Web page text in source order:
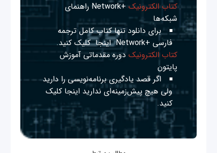
کتاب الکترونیک
+Network راهنمای
شبکه‌ها
برای دانلود تنها کتاب کامل ترجمه
فارسی +Network
اینجا کلیک کنید.
کتاب الکترونیک دوره مقدماتی آموزش
پایتون
اگر قصد یادگیری برنامه‌نویسی را دارید
ولی هیچ پیش‌زمینه‌ای نداریداینجا کلیک
کنید.